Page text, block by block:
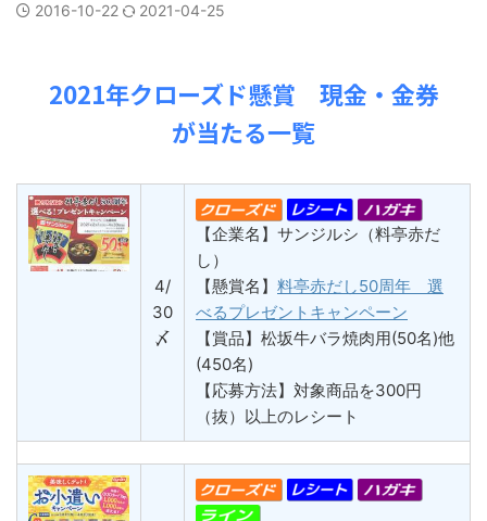
2016-10-22 2021-04-25
2021年クローズド懸賞 現金・金券
が当たる一覧
4/
30
〆
【企業名】サンジルシ（料亭赤だ
し）
【懸賞名】 料亭赤だし50周年 選
べるプレゼントキャンペーン
【賞品】松坂牛バラ焼肉用(50名)他
(450名)
【応募方法】対象商品を300円
（抜）以上のレシート